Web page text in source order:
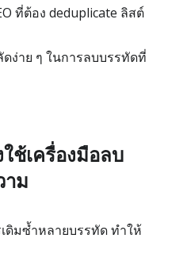
ที่ต้อง deduplicate ลิสต์
ง่าย ๆ ในการลบบรรทัดที่
ช้เครื่องมือลบ
ม
ดิมซ้ำหลายบรรทัด ทำให้